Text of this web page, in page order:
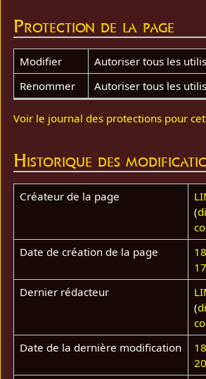
Protection de la page
Modifier
Autoriser tous les
Renommer
Autoriser tous les
Voir le journal des protections pour
Historique des
Créateur de la page
(
Date de création de la page
Dernier rédacteur
(
Date de la dernière modification